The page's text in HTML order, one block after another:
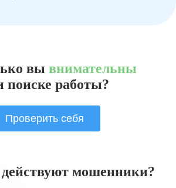
вы внимательны
поиске работы?
Проверить себя
мошенники?